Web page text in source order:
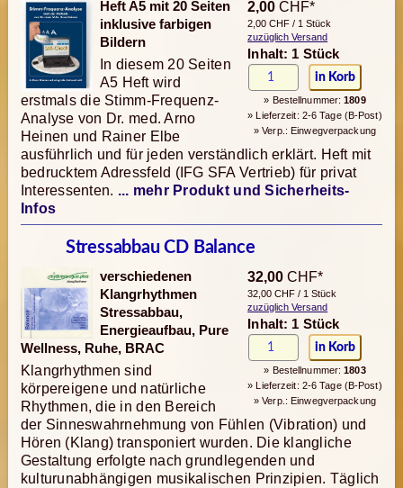
2,00 CHF*
2,00 CHF / 1 Stück
zuzüglich Versand
Inhalt: 1 Stück
» Bestellnummer:1809
» Lieferzeit: 2-6 Tage (B-Post)
» Verp.: Einwegverpackung
Heft A5 mit 20 Seiten
inklusive farbigen
Bildern
In diesem 20 Seiten
A5 Heft wird
erstmals die Stimm-Frequenz-
Analyse von Dr. med. Arno
Heinen und Rainer Elbe
ausführlich und für jeden verständlich erklärt. Heft mit
bedrucktem Adressfeld (IFG SFA Vertrieb) für privat
Interessenten. ... mehr Produkt und Sicherheits-
Infos
Stressabbau CD Balance
32,00 CHF*
32,00 CHF / 1 Stück
zuzüglich Versand
Inhalt: 1 Stück
» Bestellnummer:1803
» Lieferzeit: 2-6 Tage (B-Post)
» Verp.: Einwegverpackung
verschiedenen
Klangrhythmen
Stressabbau,
Energieaufbau, Pure
Wellness, Ruhe, BRAC
Klangrhythmen sind
körpereigene und natürliche
Rhythmen, die in den Bereich
der Sinneswahrnehmung von Fühlen (Vibration) und
Hören (Klang) transponiert wurden. Die klangliche
Gestaltung erfolgte nach grundlegenden und
kulturunabhängigen musikalischen Prinzipien. Täglich